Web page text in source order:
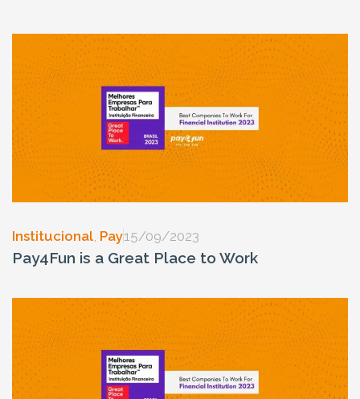
Institucional Pay15/09/2023
Pay4Fun is a Great Place to Work